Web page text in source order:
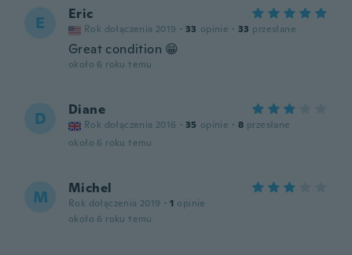
E Eric
Rok dołączenia 2019 · 33 opinie · 33 przesłane
Great condition 😁
około 6 roku temu
D Diane
Rok dołączenia 2016 · 35 opinie · 8 przesłane
około 6 roku temu
M Michel
Rok dołączenia 2019 · 1 opinie
około 6 roku temu